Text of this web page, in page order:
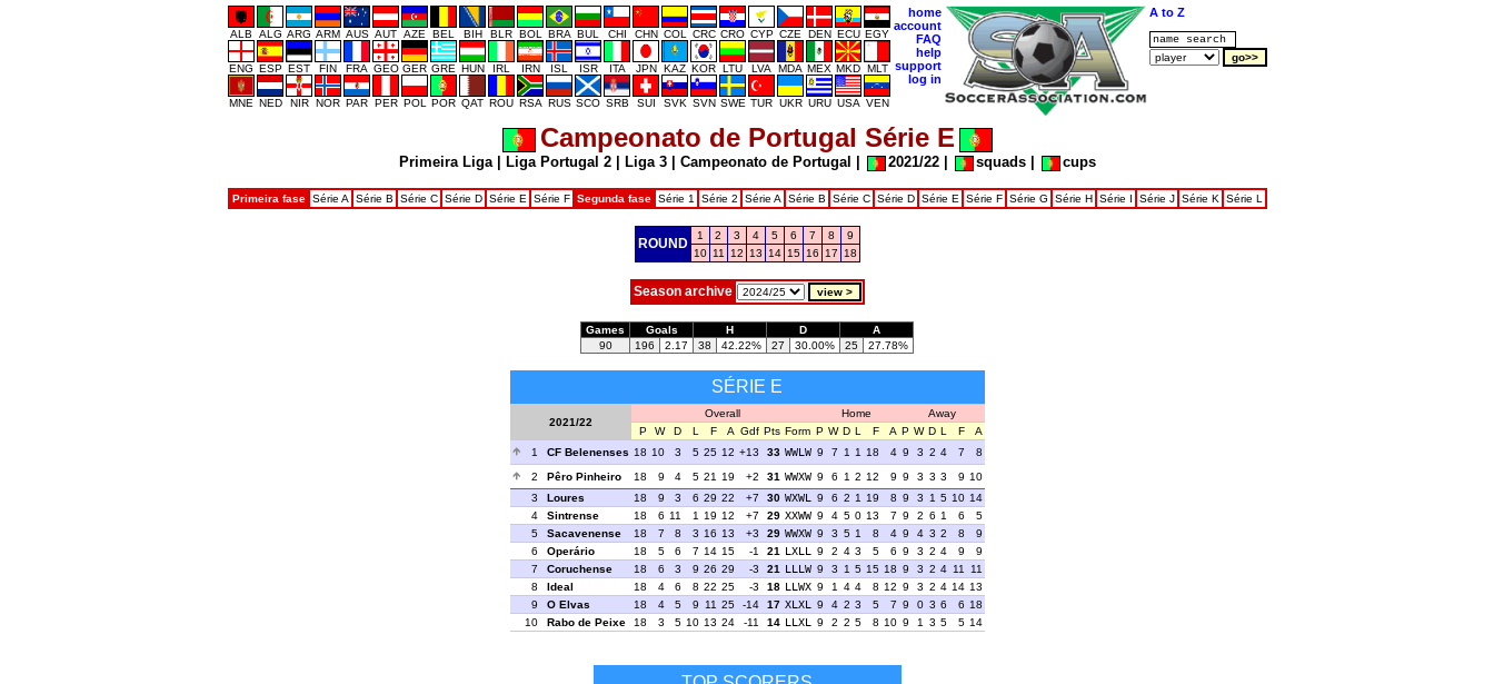
ALB ALG ARG ARM AUS AUT AZE BEL BIH BLR BOL BRA BUL CHI CHN COL CRC CRO CYP CZE DEN ECU EGY
ENG ESP EST FIN FRA GEO GER GRE HUN IRL IRN ISL ISR ITA JPN KAZ KOR LTU LVA MDA MEX MKD MLT
MNE NED NIR NOR PAR PER POL POR QAT ROU RSA RUS SCO SRB SUI SVK SVN SWE TUR UKR URU USA VEN
home
account
FAQ
help
support
log in
A to Z
Campeonato de Portugal Série E
Primeira Liga| Liga Portugal 2| Liga 3| Campeonato de Portugal 2021/22| squads| cups
Primeira fase Série A Série B Série C Série D Série E Série F Segunda fase Série 1 Série 2 Série A Série B Série C Série D Série E Série F Série G Série H Série I Série J Série K Série L
ROUND
1 2 3 4 5 6 7 8
9
10 11 12 13 14 15 16 17 18
Season archive
Games Goals H D
A
90
196 2.17 38 42.22% 27 30.00% 25 27.78%
SÉRIE E
2021/22
Overall Home
Away
P
W D L F A Gdf Pts Form P W D L F A P W D L F
A
1
CF Belenenses 18 10 3 5 25 12 +13 33 WWLW 9 7 1 1 18 4 9 3 2 4 7
8
2
Pêro Pinheiro 18 9 4 5 21 19 +2 31 WWXW 9 6 1 2 12 9 9 3 3 3 9 10
3
Loures 18 9 3 6 29 22 +7 30 WXWL 9 6 2 1 19 8 9 3 1 5 10 14
4
Sintrense 18 6 11 1 19 12 +7 29 XXWW 9 4 5 0 13 7 9 2 6 1 6
5
5
Sacavenense 18 7 8 3 16 13 +3 29 WWXW 9 3 5 1 8 4 9 4 3 2 8
9
6
Operário 18 5 6 7 14 15 -1 21 LXLL 9 2 4 3 5 6 9 3 2 4 9
9
7
Coruchense 18 6 3 9 26 29 -3 21 LLLW 9 3 1 5 15 18 9 3 2 4 11 11
8
Ideal 18 4 6 8 22 25 -3 18 LLWX 9 1 4 4 8 12 9 3 2 4 14 13
9
O Elvas 18 4 5 9 11 25 -14 17 XLXL 9 4 2 3 5 7 9 0 3 6 6 18
10
Rabo de Peixe 18 3 5 10 13 24 -11 14 LLXL 9 2 2 5 8 10 9 1 3 5 5 14